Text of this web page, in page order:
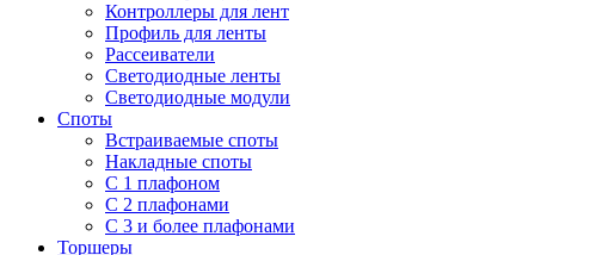
Контроллеры для лент
Профиль для ленты
Рассеиватели
Светодиодные ленты
Светодиодные модули
Споты
Встраиваемые споты
Накладные споты
С 1 плафоном
С 2 плафонами
С 3 и более плафонами
Торшеры